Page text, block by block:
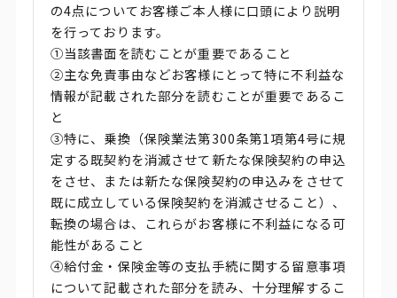
の4点についてお客様ご本人様に口頭により説明
を行っております。
①当該書面を読むことが重要であること
②主な免責事由などお客様にとって特に不利益な
情報が記載された部分を読むことが重要であるこ
と
③特に、乗換（保険業法第300条第1項第4号に規
定する既契約を消滅させて新たな保険契約の申込
をさせ、または新たな保険契約の申込みをさせて
既に成立している保険契約を消滅させること）、
転換の場合は、これらがお客様に不利益になる可
能性があること
④給付金・保険金等の支払手続に関する留意事項
について記載された部分を読み、十分理解するこ